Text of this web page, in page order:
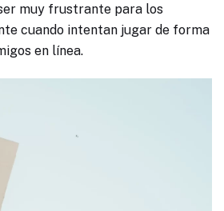
muy frustrante para los
cuando intentan jugar de forma
en línea.